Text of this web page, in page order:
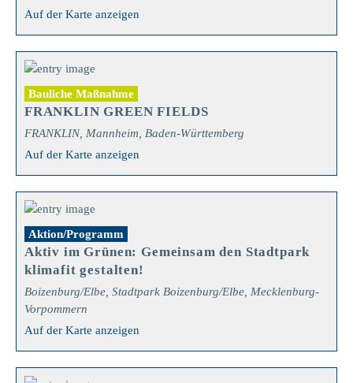
Auf der Karte anzeigen
Bauliche Maßnahme
FRANKLIN GREEN FIELDS
FRANKLIN, Mannheim, Baden-Württemberg
Auf der Karte anzeigen
Aktion/Programm
Aktiv im Grünen: Gemeinsam den Stadtpark
klimafit gestalten!
Boizenburg/Elbe, Stadtpark Boizenburg/Elbe, Mecklenburg-
Vorpommern
Auf der Karte anzeigen